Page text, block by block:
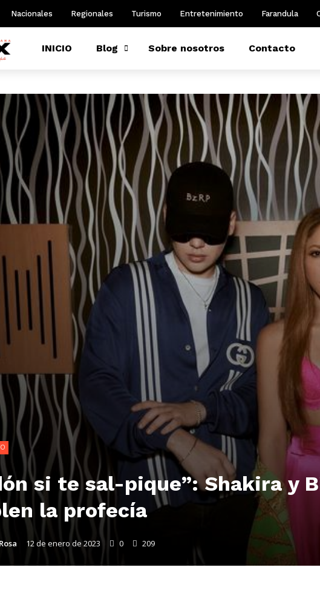
Nacionales Regionales Turismo Entretenimiento Farandula
INICIO Blog Sobre nosotros Contacto
si te sal-pique”: Shakira y
la profecía
12 de enero de 2023 0 209